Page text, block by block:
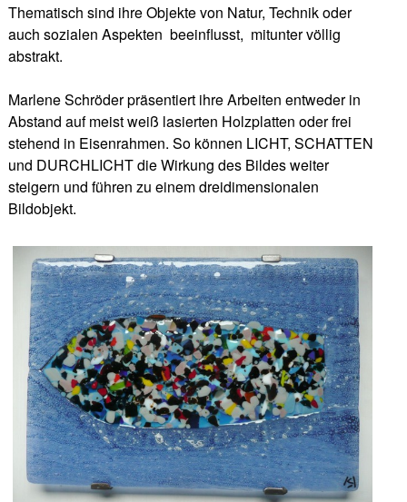
Thematisch sind ihre Objekte von Natur, Technik oder
auch sozialen Aspekten beeinflusst, mitunter völlig
abstrakt.
Marlene Schröder präsentiert ihre Arbeiten entweder in
Abstand auf meist weiß lasierten Holzplatten oder frei
stehend in Eisenrahmen. So können LICHT, SCHATTEN
und DURCHLICHT die Wirkung des Bildes weiter
steigern und führen zu einem dreidimensionalen
Bildobjekt.